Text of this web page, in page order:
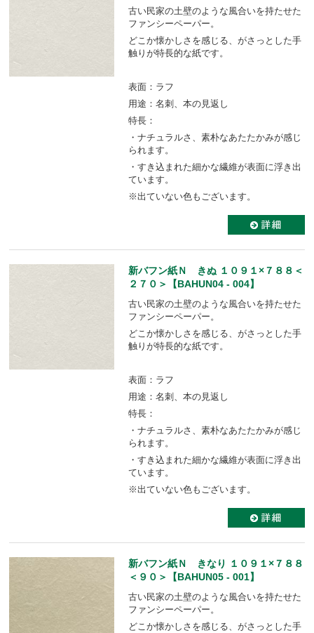
古い民家の土壁のような風合いを持たせた
ファンシーペーパー。
どこか懐かしさを感じる、がさっとした手
触りが特長的な紙です。
表面：ラフ
用途：名刺、本の見返し
特長：
・ナチュラルさ、素朴なあたたかみが感じ
られます。
・すき込まれた細かな繊維が表面に浮き出
ています。
※出ていない色もございます。
新バフン紙Ｎ きぬ １０９１×７８８＜
２７０＞【BAHUN04 - 004】
古い民家の土壁のような風合いを持たせた
ファンシーペーパー。
どこか懐かしさを感じる、がさっとした手
触りが特長的な紙です。
表面：ラフ
用途：名刺、本の見返し
特長：
・ナチュラルさ、素朴なあたたかみが感じ
られます。
・すき込まれた細かな繊維が表面に浮き出
ています。
※出ていない色もございます。
新バフン紙Ｎ きなり １０９１×７８８
＜９０＞【BAHUN05 - 001】
古い民家の土壁のような風合いを持たせた
ファンシーペーパー。
どこか懐かしさを感じる、がさっとした手